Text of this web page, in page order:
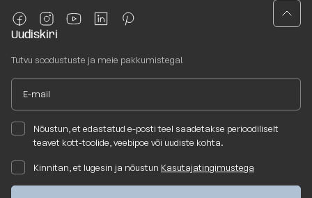
Uudiskiri
Tutvu soodustuste ja meie pakkumistega!
Nõustun, et edastatud e-posti teel saadetakse perioodiliselt
teavet kott-toolide, veebipoe või uudiste kohta.
Kinnitan, et lugesin ja nõustun Kasutajatingimustega